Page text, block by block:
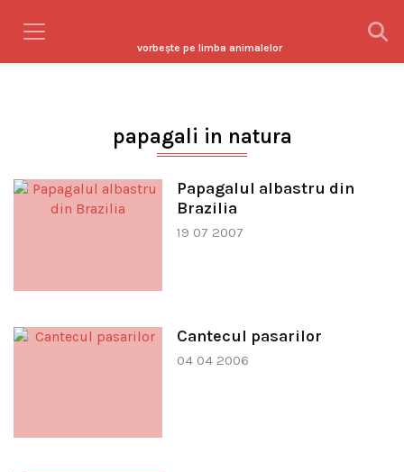
vorbeşte pe limba animalelor
papagali in natura
Papagalul albastru din
Brazilia
19 07 2007
Cantecul pasarilor
04 04 2006